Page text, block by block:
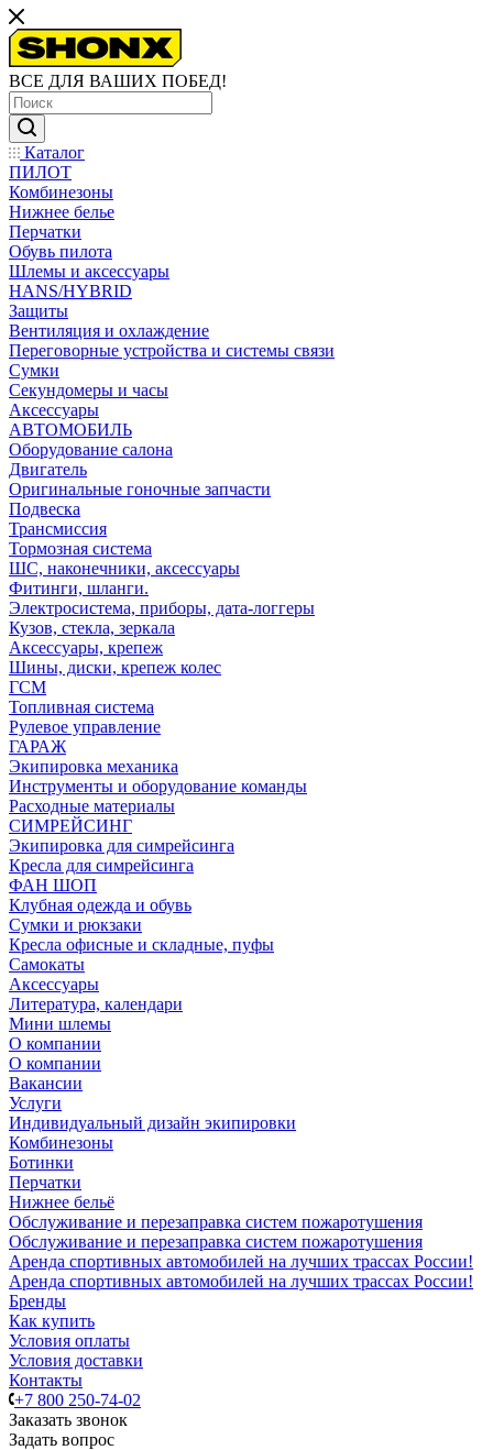
ВСЕ ДЛЯ ВАШИХ ПОБЕД!
Каталог
ПИЛОТ
Комбинезоны
Нижнее белье
Перчатки
Обувь пилота
Шлемы и аксессуары
HANS/HYBRID
Защиты
Вентиляция и охлаждение
Переговорные устройства и системы связи
Сумки
Секундомеры и часы
Аксессуары
АВТОМОБИЛЬ
Оборудование салона
Двигатель
Оригинальные гоночные запчасти
Подвеска
Трансмиссия
Тормозная система
ШС, наконечники, аксессуары
Фитинги, шланги.
Электросистема, приборы, дата-логгеры
Кузов, стекла, зеркала
Аксессуары, крепеж
Шины, диски, крепеж колес
ГСМ
Топливная система
Рулевое управление
ГАРАЖ
Экипировка механика
Инструменты и оборудование команды
Расходные материалы
СИМРЕЙСИНГ
Экипировка для симрейсинга
Кресла для симрейсинга
ФАН ШОП
Клубная одежда и обувь
Сумки и рюкзаки
Кресла офисные и складные, пуфы
Самокаты
Аксессуары
Литература, календари
Мини шлемы
О компании
О компании
Вакансии
Услуги
Индивидуальный дизайн экипировки
Комбинезоны
Ботинки
Перчатки
Нижнее бельё
Обслуживание и перезаправка систем пожаротушения
Обслуживание и перезаправка систем пожаротушения
Аренда спортивных автомобилей на лучших трассах России!
Аренда спортивных автомобилей на лучших трассах России!
Бренды
Как купить
Условия оплаты
Условия доставки
Контакты
+7 800 250-74-02
Заказать звонок
Задать вопрос